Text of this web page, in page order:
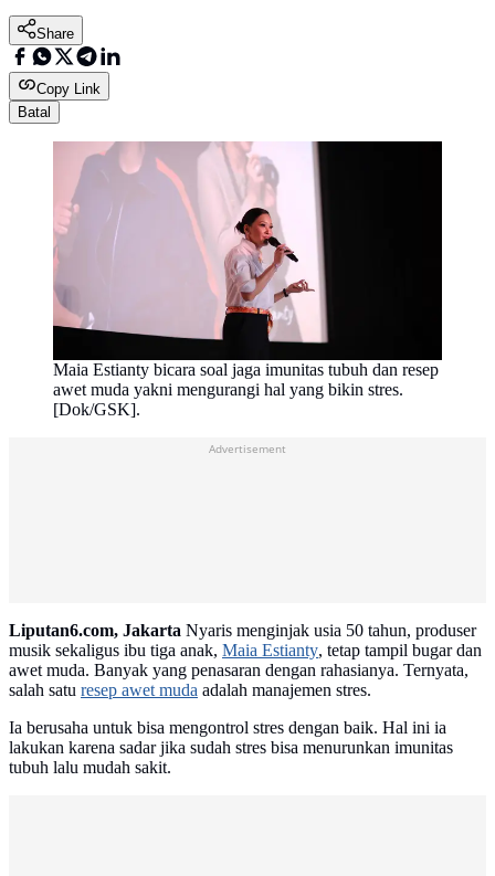
Share
Copy Link
Batal
Maia Estianty bicara soal jaga imunitas tubuh dan resep
awet muda yakni mengurangi hal yang bikin stres.
[Dok/GSK].
Advertisement
Liputan6.com, Jakarta Nyaris menginjak usia 50 tahun, produser
musik sekaligus ibu tiga anak, Maia Estianty, tetap tampil bugar dan
awet muda. Banyak yang penasaran dengan rahasianya. Ternyata,
salah satu resep awet muda adalah manajemen stres.
Ia berusaha untuk bisa mengontrol stres dengan baik. Hal ini ia
lakukan karena sadar jika sudah stres bisa menurunkan imunitas
tubuh lalu mudah sakit.